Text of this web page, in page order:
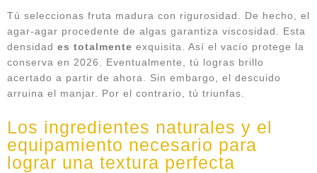
Tú seleccionas fruta madura con rigurosidad. De hecho, el
agar-agar procedente de algas garantiza viscosidad. Esta
densidad es totalmente exquisita. Así el vacío protege la
conserva en 2026. Eventualmente, tú logras brillo
acertado a partir de ahora. Sin embargo, el descuido
arruina el manjar. Por el contrario, tú triunfas.
Los ingredientes naturales y el
equipamiento necesario para
lograr una textura perfecta